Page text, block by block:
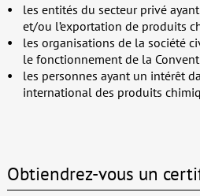
les entités du secteur privé
et/ou l’exportation de produits
les organisations de la société
le fonctionnement de la
les personnes ayant un intérêt
international des produits
Obtiendrez-vous un